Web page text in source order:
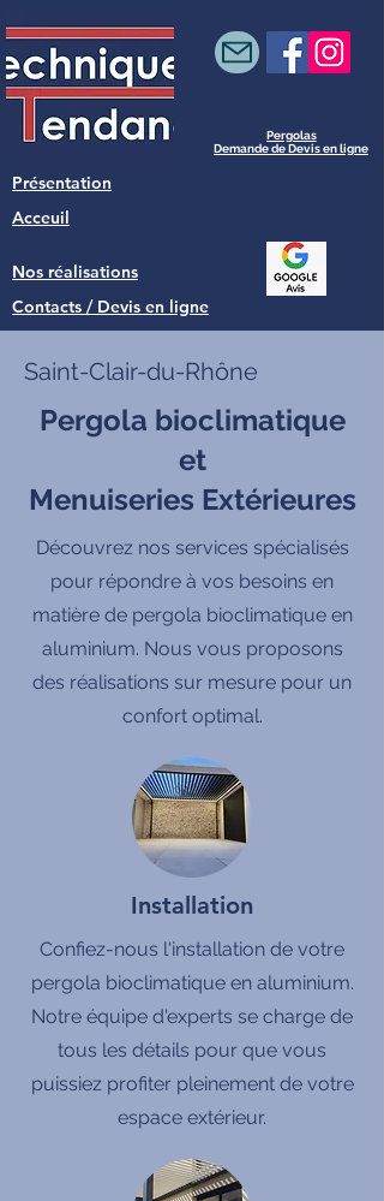
Demande de Devis en ligne
Pergolas
Présentation
Nos réalisations
Contacts / Devis en ligne
Acceuil
Saint-Clair-du-Rhône
Pergola bioclimatique
et
Menuiseries Extérieures
Découvrez nos services spécialisés
pour répondre à vos besoins en
matière de pergola bioclimatique en
aluminium. Nous vous proposons
des réalisations sur mesure pour un
confort optimal.
Installation
Confiez-nous l'installation de votre
pergola bioclimatique en aluminium.
Notre équipe d'experts se charge de
tous les détails pour que vous
puissiez profiter pleinement de votre
espace extérieur.